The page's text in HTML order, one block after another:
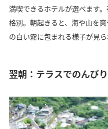
満喫できるホテルが選べます
格別。朝起きると、海や山を
の白い霧に包まれる様子が見ら
翌朝：テラスでのんび